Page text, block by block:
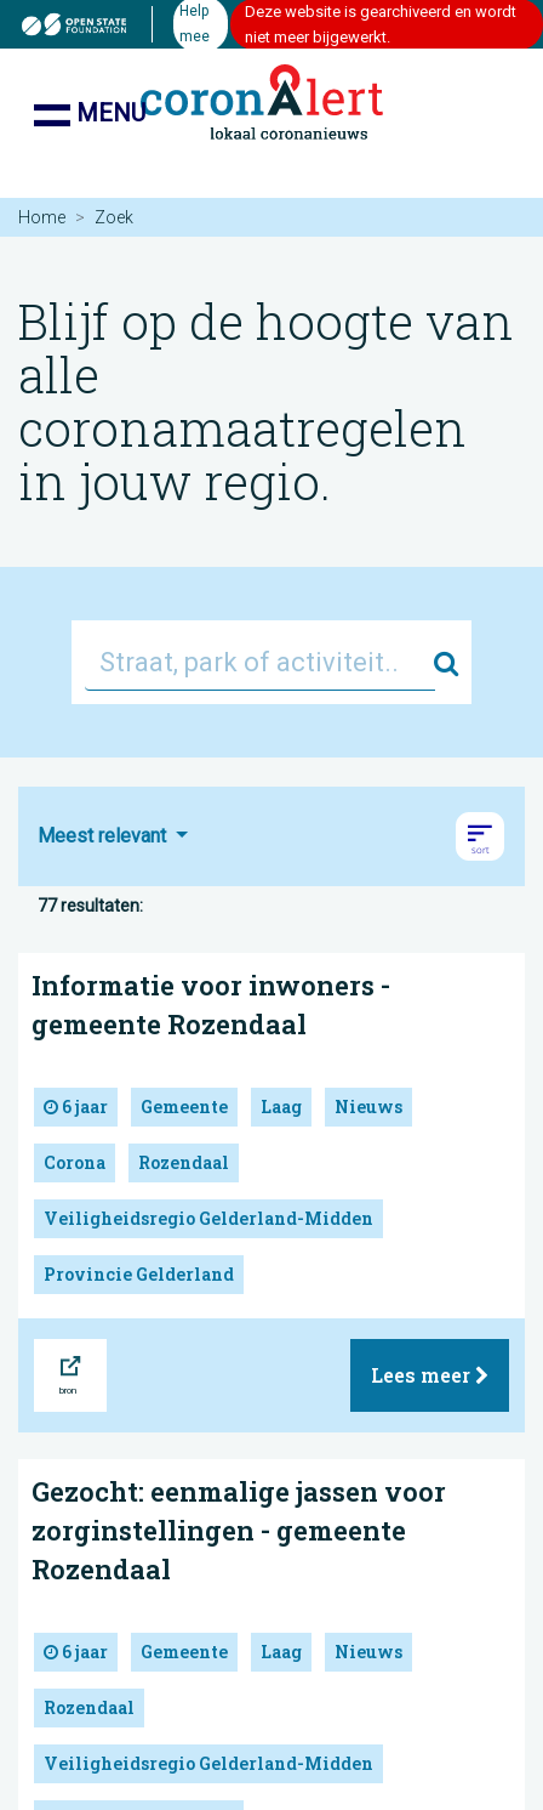
Help
mee
Deze website is gearchiveerd en wordt
niet meer bijgewerkt.
MENU
Home Zoek
Blijf op de hoogte van
alle
coronamaatregelen
in jouw regio.
Zoek
Meest relevant
77 resultaten:
Informatie voor inwoners -
gemeente Rozendaal
6 jaar Gemeente Laag Nieuws
Corona Rozendaal
Veiligheidsregio Gelderland-Midden
Provincie Gelderland
Lees meer
Gezocht: eenmalige jassen voor
zorginstellingen - gemeente
Rozendaal
6 jaar Gemeente Laag Nieuws
Rozendaal
Veiligheidsregio Gelderland-Midden